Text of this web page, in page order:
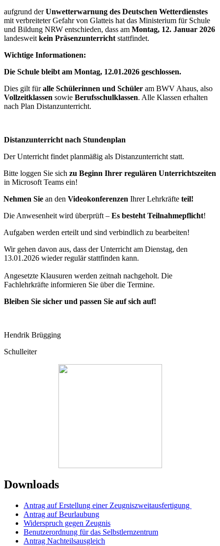
aufgrund derUnwetterwarnung des Deutschen Wetterdienstes
mit verbreiteter Gefahr von Glatteis hat das Ministerium für Schule
und Bildung NRW entschieden, dass am Montag, 12. Januar 2026
landesweit kein Präsenzunterricht stattfindet.
Wichtige Informationen:
Die Schule bleibt am Montag, 12.01.2026 geschlossen.
Dies gilt füralle Schülerinnen und Schüler am BWV Ahaus, also
Vollzeitklassen sowie Berufsschulklassen. Alle Klassen erhalten
nach Plan Distanzunterricht.
Distanzunterricht nach Stundenplan
Der Unterricht findet planmäßig als Distanzunterricht statt.
Bitte loggen Sie sich zu Beginn Ihrer regulären Unterrichtszeiten
in Microsoft Teams ein!
Nehmen Sie an den Videokonferenzen Ihrer Lehrkräfte teil!
Die Anwesenheit wird überprüft – Es besteht Teilnahmepflicht!
Aufgaben werden erteilt und sind verbindlich zu bearbeiten!
Wir gehen davon aus, dass der Unterricht am Dienstag, den
13.01.2026 wieder regulär stattfinden kann.
Angesetzte Klausuren werden zeitnah nachgeholt. Die
Fachlehrkräfte informieren Sie über die Termine.
Bleiben Sie sicher und passen Sie auf sich auf!
Hendrik Brügging
Schulleiter
Downloads
Antrag auf Erstellung einer Zeugniszweitausfertigung
Antrag auf Beurlaubung
Widerspruch gegen Zeugnis
Benutzerordnung für das Selbstlernzentrum
Antrag Nachteilsausgleich